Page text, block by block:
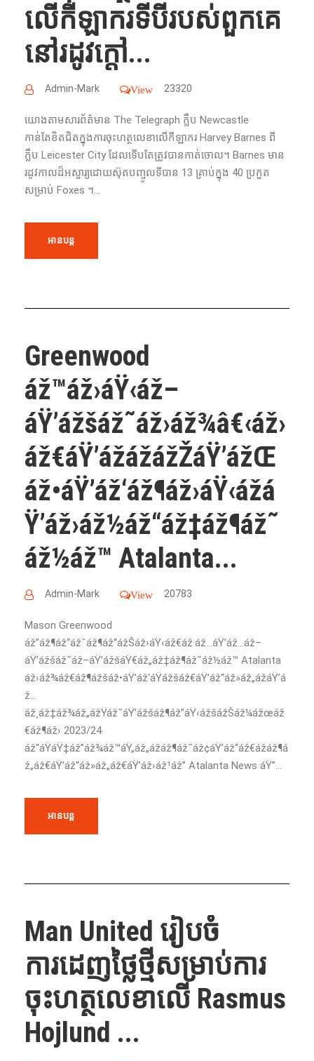
លើកីឡាករទីបីរបស់ពួកគេ
នៅរដូវក្តៅ...
Admin-Mark View 23320
យោងតាមសារព័ត៌មាន The Telegraph ក្លឹប Newcastle
កាន់តែខិតជិតក្នុងការចុះហត្ថលេខាលើកីឡាករ Harvey Barnes ពី
ក្លឹប Leicester City ដែលទើបតែត្រូវបានកាត់ចោល។ Barnes មាន
រដូវកាលដ៏អស្ចារ្យដោយស៊ុតបញ្ចូលទីបាន 13 គ្រាប់ក្នុង 40 ប្រកួត
សម្រាប់ Foxes ។...
អានបន្ត
Greenwood
áž™áž›áŸ‹áž–
áŸ’ážšáž˜áž›áž¾â€‹áž›
áž€áŸ’ážážážŽáŸ’ážŒ
áž•áŸ’áž‘áž¶áž›áŸ‹ážá
Ÿ’áž›áž½áž“áž‡áž¶áž˜
áž½áž™ Atalanta...
Admin-Mark View 20783
Mason Greenwood
áž”áž¶áž“ážˆáž¶áž“ážŠáž›áŸ‹áž€áž·áž…áŸ’áž…áž–
áŸ’ážšáž˜áž–áŸ’ážšáŸ€áž„áž‡áž¶áž˜áž½áž™ Atalanta
áž›áž¾áž€áž¶ážšáž•áŸ’áž‘áŸážšáž€áŸ’áž“áž»áž„ážáŸ’á
ž…
áž¸áž‡áž¾áž„ážŸáž˜áŸ’ážšáž¶áž”áŸ‹ážšážŠáž¼ážœáž
€áž¶áž› 2023/24
áž“áŸáŸ‡áž”áž¾áž™áŸ„áž„ážáž¶áž˜áž¢áŸ’áž“áž€ážáž¶á
ž„áž€áŸ’áž“áž»áž„áž€áŸ’áž›áž¹áž” Atalanta News áŸ”...
អានបន្ត
Man United រៀបចំ
ការដេញថ្លៃថ្មីសម្រាប់ការ
ចុះហត្ថលេខាលើ Rasmus
Hojlund ...